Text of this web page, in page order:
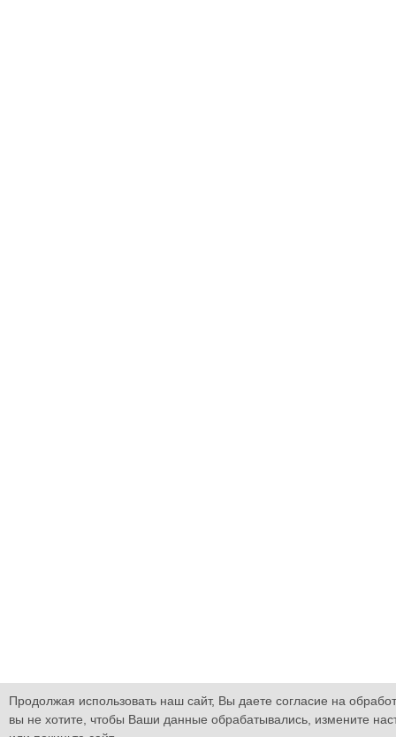
Продолжая использовать наш сайт, Вы даете согласие на
вы не хотите, чтобы Ваши данные обрабатывались, измените